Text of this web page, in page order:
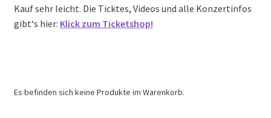
Kauf sehr leicht. Die Ticktes, Videos und alle Konzertinfos
gibt‘s hier: Klick zum Ticketshop!
Es befinden sich keine Produkte im Warenkorb.